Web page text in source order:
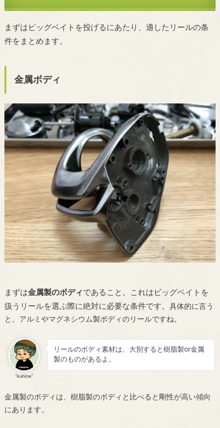
まずはビッグベイトを投げるにあたり、適したリールの条
件をまとめます。
金属ボディ
まずは金属製のボディであること。これはビッグベイトを
扱うリールを選ぶ際に絶対に必要な条件です。 具体的に言う
と、アルミやマグネシウム製ボディのリールですね。
“ikahime”
リールのボディ素材は、大別すると樹脂製or金属
製のものがあるよ。
金属製のボディは、樹脂製のボディと比べると剛性が高い傾向
にあります。